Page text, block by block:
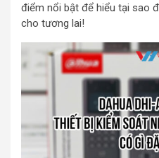
điểm nổi bật để hiểu tại sao
cho tương lai!